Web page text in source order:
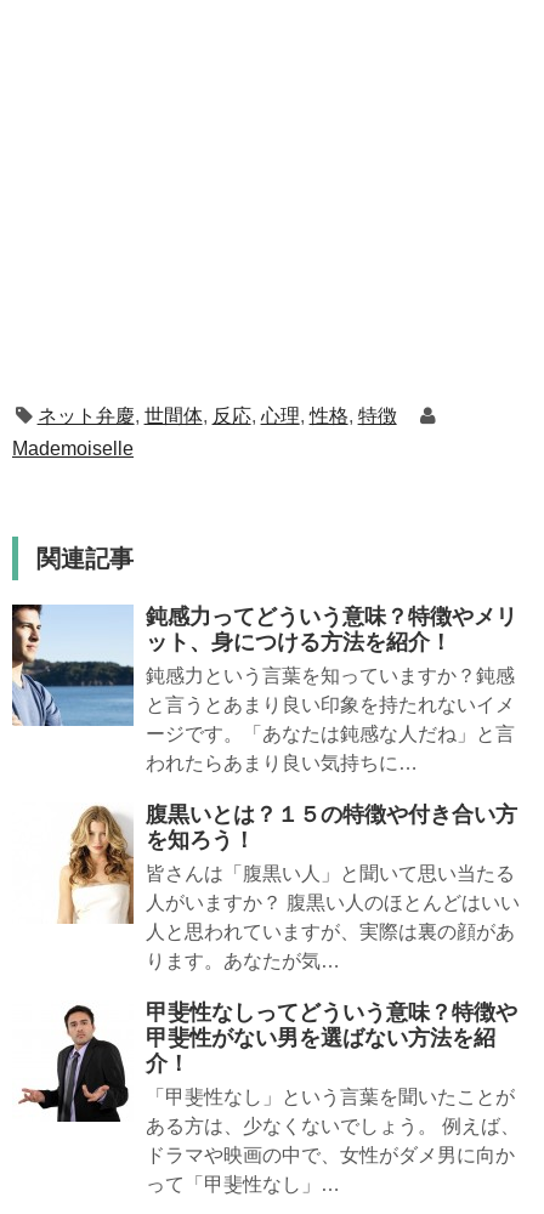
ネット弁慶, 世間体, 反応, 心理,性格, 特徴
Mademoiselle
関連記事
鈍感力ってどういう意味？特徴やメリ
ット、身につける方法を紹介！
鈍感力という言葉を知っていますか？鈍感
と言うとあまり良い印象を持たれないイメ
ージです。「あなたは鈍感な人だね」と言
われたらあまり良い気持ちに…
腹黒いとは？１５の特徴や付き合い方
を知ろう！
皆さんは「腹黒い人」と聞いて思い当たる
人がいますか？ 腹黒い人のほとんどはいい
人と思われていますが、実際は裏の顔があ
ります。あなたが気…
甲斐性なしってどういう意味？特徴や
甲斐性がない男を選ばない方法を紹
介！
「甲斐性なし」という言葉を聞いたことが
ある方は、少なくないでしょう。 例えば、
ドラマや映画の中で、女性がダメ男に向か
って「甲斐性なし」…